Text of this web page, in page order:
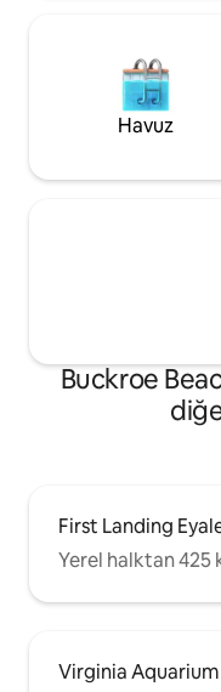
Havuz
Buckroe
First Landing
Yerel halktan 425
Virginia